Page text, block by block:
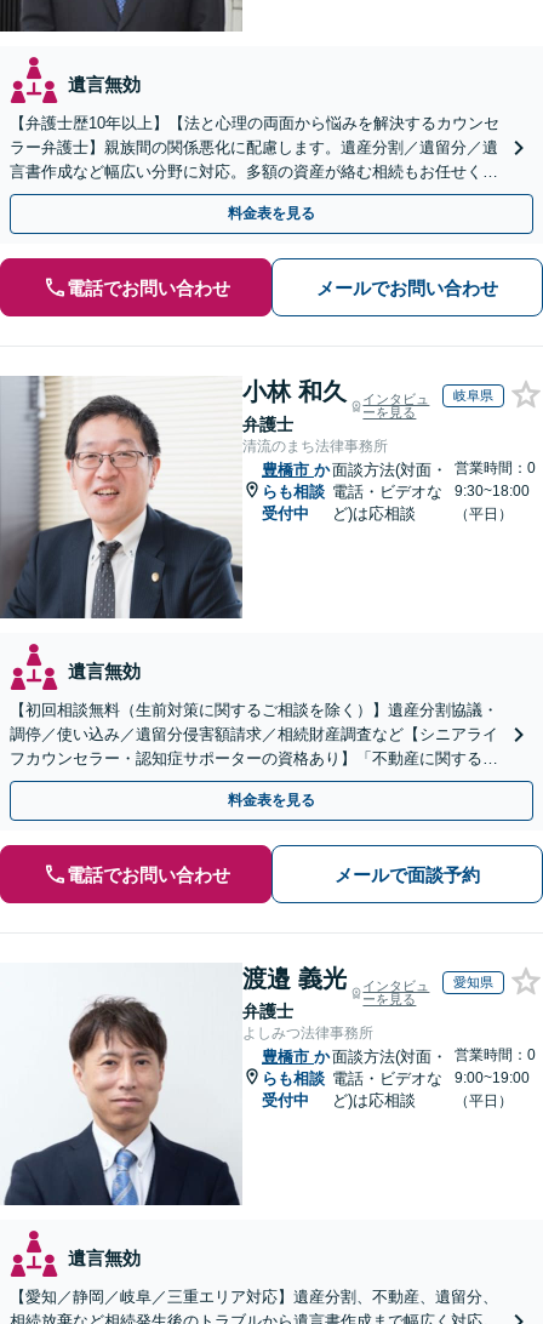
遺言無効
【弁護士歴10年以上】【法と心理の両面から悩みを解決するカウンセ
ラー弁護士】親族間の関係悪化に配慮します。遺産分割／遺留分／遺
言書作成など幅広い分野に対応。多額の資産が絡む相続もお任せくだ
さい。【夜間・休日の相談可能】【駐車場完備】
料金表を見る
電話でお問い合わせ メールでお問い合わせ
小林 和久
弁護士
インタビュ
ーを見る
岐阜県
清流のまち法律事務所
豊橋市 か
らも相談
受付中
面談方法(対面・
電話・ビデオな
ど)は応相談
営業時間：0
9:30~18:00
（平日）
遺言無効
【初回相談無料（生前対策に関するご相談を除く）】遺産分割協議・
調停／使い込み／遺留分侵害額請求／相続財産調査など【シニアライ
フカウンセラー・認知症サポーターの資格あり】「不動産に関する相
続もお任せください」【当日・夜間相談可（要相談）】
料金表を見る
電話でお問い合わせ メールで面談予約
渡邉 義光
弁護士
インタビュ
ーを見る
愛知県
よしみつ法律事務所
豊橋市 か
らも相談
受付中
面談方法(対面・
電話・ビデオな
ど)は応相談
営業時間：0
9:00~19:00
（平日）
遺言無効
【愛知／静岡／岐阜／三重エリア対応】遺産分割、不動産、遺留分、